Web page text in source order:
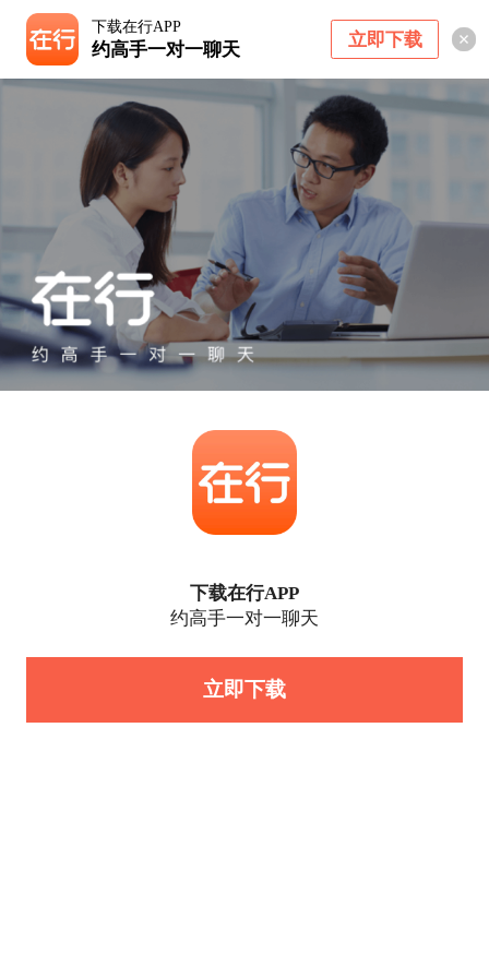
下载在行APP
约高手一对一聊天 立即下载
下载在行APP
约高手一对一聊天
立即下载